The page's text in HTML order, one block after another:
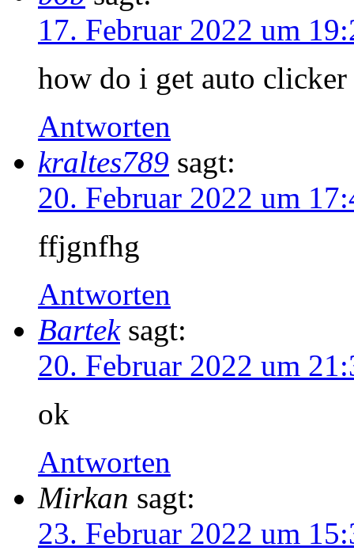
17. Februar 2022 um
how do i get auto clicker
Antworten
kraltes789 sagt:
20. Februar 2022 um
ffjgnfhg
Antworten
Bartek sagt:
20. Februar 2022 um
ok
Antworten
Mirkan sagt:
23. Februar 2022 um